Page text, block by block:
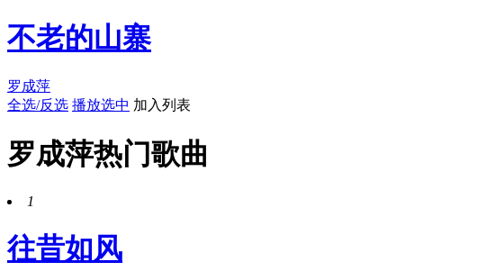
不老的山寨
罗成萍
全选/反选 播放选中 加入列表
罗成萍热门歌曲
1
往昔如风